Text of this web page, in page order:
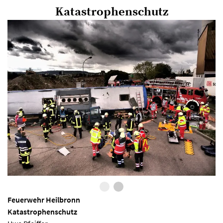
Katastrophenschutz
Feuerwehr Heilbronn
Katastrophenschutz